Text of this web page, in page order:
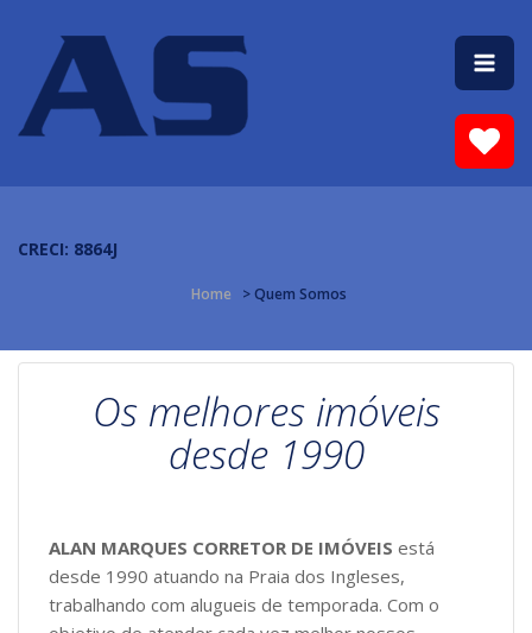
CRECI: 8864J
Home > Quem Somos
Os melhores imóveis
desde 1990
ALAN MARQUES CORRETOR DE IMÓVEIS está
desde 1990 atuando na Praia dos Ingleses,
trabalhando com alugueis de temporada. Com o